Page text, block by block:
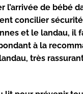
l’arrivée de bébé
concilier
et le landau, il
à la
très